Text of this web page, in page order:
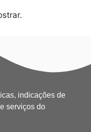
indicações de
serviços do